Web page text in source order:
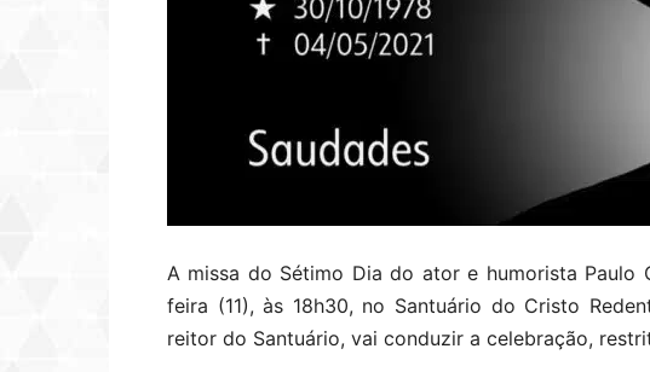
A missa do Sétimo Dia do ator e humorista Paulo
feira (11), às 18h30, no Santuário do Cristo
reitor do Santuário, vai conduzir a celebração,